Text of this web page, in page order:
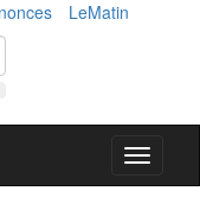
LeMatin
Toggle
navigation